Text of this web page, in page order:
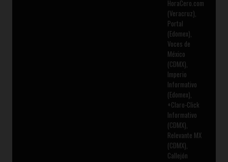
HoraCero.com
(Veracruz),
Portal
(Edomex),
Voces de
México
(CDMX),
Imperio
Informativo
(Edomex),
+Claro-Click
Informativo
(CDMX),
Relevante MX
(CDMX),
Callejón